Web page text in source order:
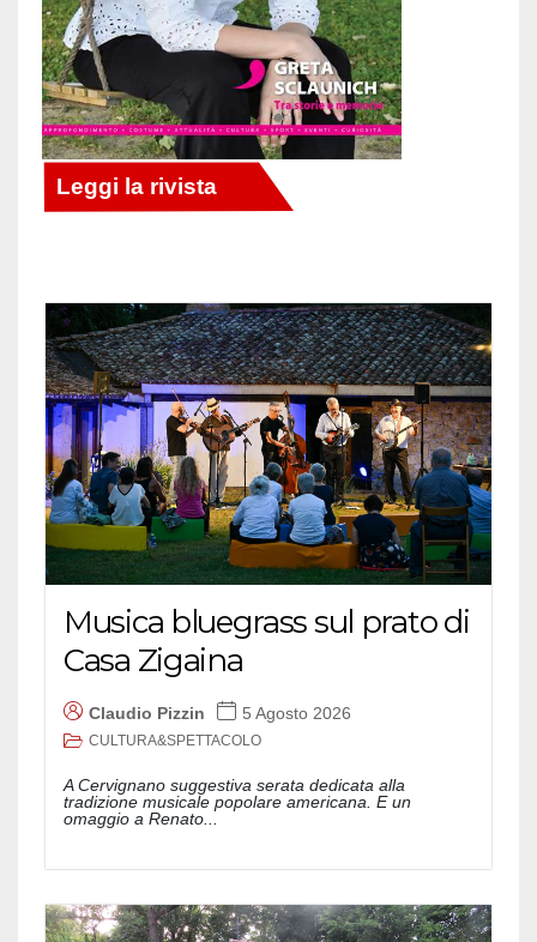
Musica bluegrass sul prato di
Casa Zigaina
Claudio Pizzin 5 Agosto 2026
CULTURA&SPETTACOLO
A Cervignano suggestiva serata dedicata alla
tradizione musicale popolare americana. E un
omaggio a Renato...